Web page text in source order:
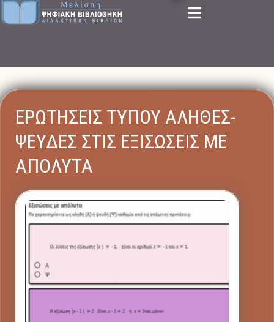
ΕΡΩΤΗΣΕΙΣ ΤΥΠΟΥ ΑΛΗΘΕΣ-
ΨΕΥΔΕΣ ΣΤΙΣ ΕΞΙΣΩΣΕΙΣ ΜΕ
ΑΠΟΛΥΤΑ